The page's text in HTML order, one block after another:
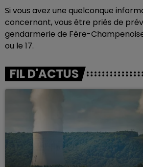
Si vous avez une quelconque
concernant, vous être priés de
gendarmerie de Fère-
ou le 17.
FIL D'ACTUS